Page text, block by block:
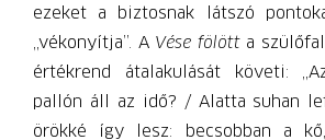
ezeket a biztosnak látszó
„vékonyítja”. A Vése fölötta
értékrend átalakulását követi:
pallón áll az idő? / Alatta suhan
örökké így lesz: becsobban a